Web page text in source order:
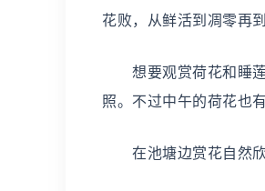
花败，从鲜活到凋零再
想要观赏荷花和睡莲
照。不过中午的荷花也
在池塘边赏花自然欣